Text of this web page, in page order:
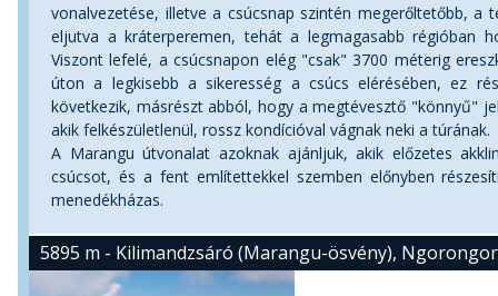
vonalvezetése, illetve a csúcsnap szintén megerőltetőbb, a
eljutva a kráterperemen, tehát a legmagasabb régióban
Viszont lefelé, a csúcsnapon elég "csak" 3700 méterig
úton a legkisebb a sikeresség a csúcs elérésében, ez
következik, másrészt abból, hogy a megtévesztő "könnyű"
akik felkészületlenül, rossz kondícióval vágnak neki a túrának.
A Marangu útvonalat azoknak ajánljuk, akik előzetes
csúcsot, és a fent említettekkel szemben előnyben
menedékházas.
5895 m - Kilimandzsáró (Marangu-ösvény),